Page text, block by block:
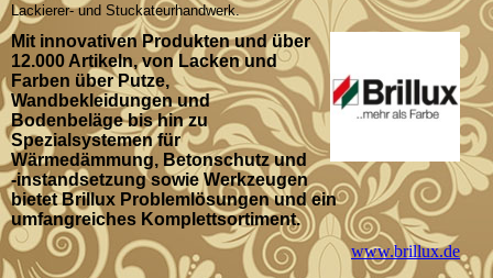
Lackierer- und Stuckateurhandwerk.
Mit innovativen Produkten und über
12.000 Artikeln, von Lacken und
Farben über Putze,
Wandbekleidungen und
Bodenbeläge bis hin zu
Spezialsystemen für
Wärmedämmung, Betonschutz und
-instandsetzung sowie Werkzeugen
bietet Brillux Problemlösungen und ein
umfangreiches Komplettsortiment.
www.brillux.de